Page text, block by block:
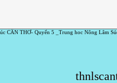
CẦN THƠ- Quyển 5 _Trung hoc Nông Lâm